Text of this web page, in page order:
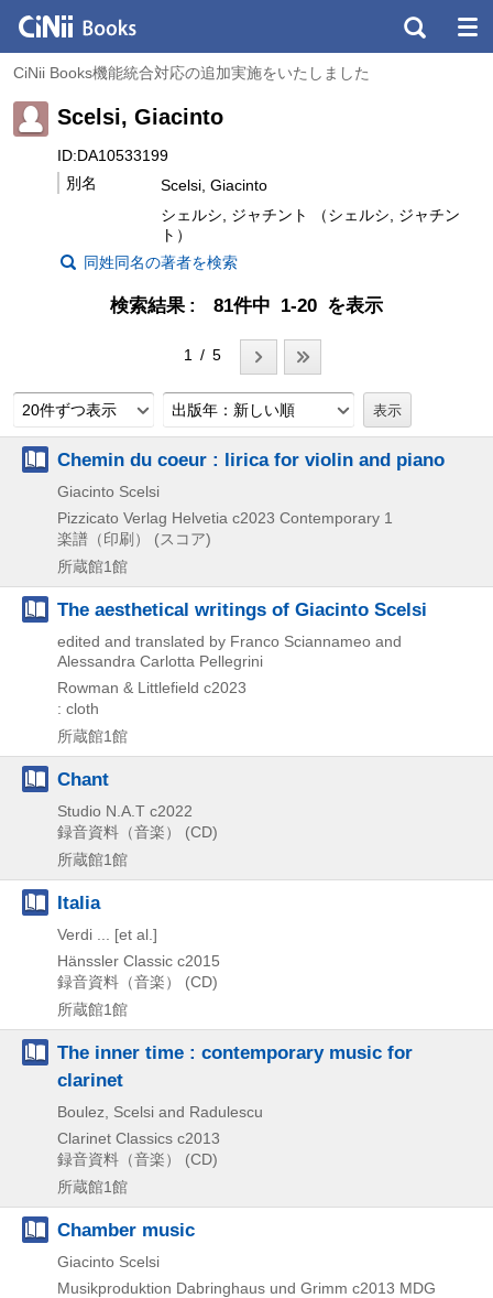
CiNii Books機能統合対応の追加実施をいたしました
Scelsi, Giacinto
ID:DA10533199
別名
Scelsi, Giacinto
シェルシ, ジャチント （シェルシ, ジャチン
ト）
同姓同名の著者を検索
検索結果 81件中 1-20 を表示
1 / 5
20件ずつ表示 出版年：新しい順
Chemin du coeur : lirica for violin and piano
Giacinto Scelsi
Pizzicato Verlag Helvetia c2023 Contemporary 1
楽譜（印刷） (スコア)
所蔵館1館
The aesthetical writings of Giacinto Scelsi
edited and translated by Franco Sciannameo and
Alessandra Carlotta Pellegrini
Rowman & Littlefield c2023
: cloth
所蔵館1館
Chant
Studio N.A.T c2022
録音資料（音楽） (CD)
所蔵館1館
Italia
Verdi ... [et al.]
Hänssler Classic c2015
録音資料（音楽） (CD)
所蔵館1館
The inner time : contemporary music for
clarinet
Boulez, Scelsi and Radulescu
Clarinet Classics c2013
録音資料（音楽） (CD)
所蔵館1館
Chamber music
Giacinto Scelsi
Musikproduktion Dabringhaus und Grimm c2013 MDG